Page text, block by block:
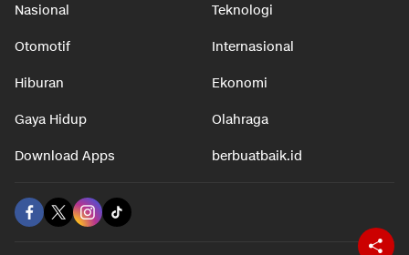
Nasional Teknologi
Otomotif Internasional
Hiburan Ekonomi
Gaya Hidup Olahraga
Download Apps berbuatbaik.id